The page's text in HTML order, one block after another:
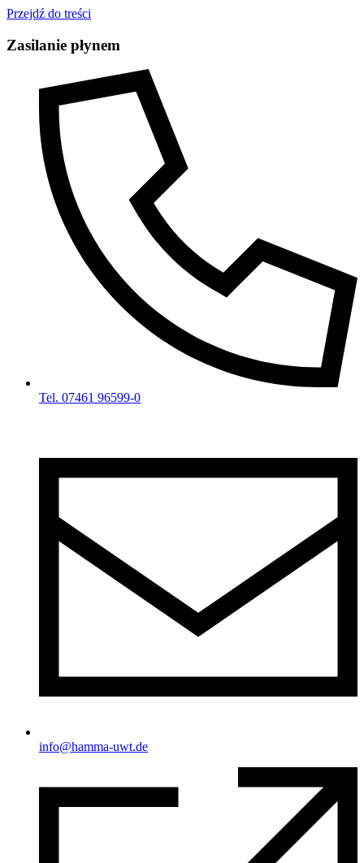
Przejdź do treści
Zasilanie płynem
Tel. 07461 96599-0
info@hamma-uwt.de